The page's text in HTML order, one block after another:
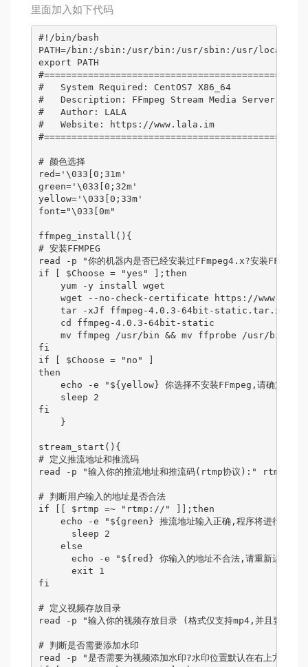
里面加入如下代码
#!/bin/bash
PATH=/bin:/sbin:/usr/bin:/usr/sbin:/usr/local/
export PATH
#   System Required: CentOS7 X86_64
#   Description: FFmpeg Stream Media
#   Author: LALA
#   Website: https://www.lala.im
# 颜色选择
red='\033[0;31m'
green='\033[0;32m'
yellow='\033[0;33m'
font="\033[0m"
ffmpeg_install(){
# 安装FFMPEG
read -p "你的机器内是否已经安装过FFmpeg4.x?安装
if [ $Choose = "yes" ];then
    yum -y install wget
wget --no-check-certificate https://
    tar -xJf ffmpeg-4.0.3-64bit-static.tar.xz
    cd ffmpeg-4.0.3-64bit-static
mv ffmpeg /usr/bin && mv ffprobe /usr/bin
fi
if [ $Choose = "no" ]
then
echo -e "${yellow} 你选择不安装FFmpeg,请确定你的
    sleep 2
fi
    }
stream_start(){
# 定义推流地址和推流码
read -p "输入你的推流地址和推流码(rtmp协议):" rtmp
# 判断用户输入的地址是否合法
if [[ $rtmp =~ "rtmp://" ]];then
echo -e "${green} 推流地址输入正确,程序将进行下一
      sleep 2
    else
echo -e "${red} 你输入的地址不合法,请重新运行程
      exit 1
fi
# 定义视频存放目录
read -p "输入你的视频存放目录 (格式仅支持mp4,并且要
# 判断是否需要添加水印
read -p "是否需要为视频添加水印?水印位置默认在右上方,